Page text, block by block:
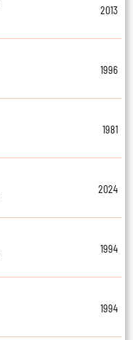
2013
1996
1981
2024
1994
1994